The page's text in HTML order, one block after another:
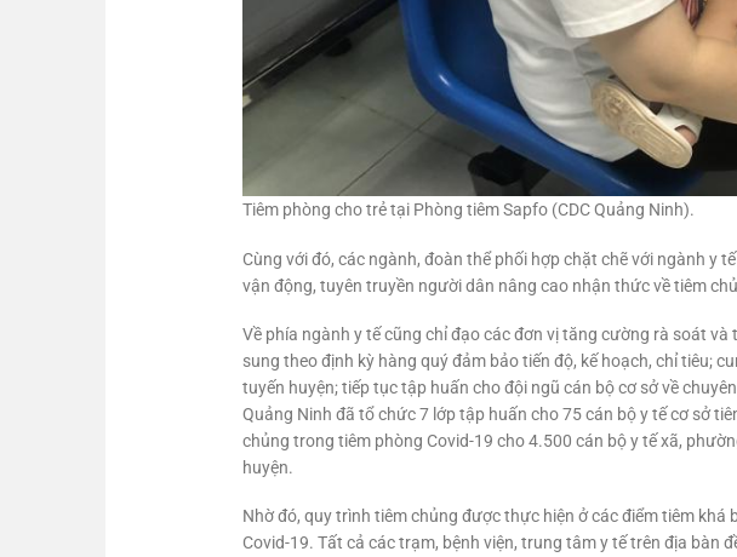
Tiêm phòng cho trẻ tại Phòng tiêm Sapfo (CDC Quảng Ninh).
Cùng với đó, các ngành, đoàn thể phối hợp chặt chẽ với ngành y
vận động, tuyên truyền người dân nâng cao nhận thức về tiêm
Về phía ngành y tế cũng chỉ đạo các đơn vị tăng cường rà soát
sung theo định kỳ hàng quý đảm bảo tiến độ, kế hoạch, chỉ tiêu;
tuyến huyện; tiếp tục tập huấn cho đội ngũ cán bộ cơ sở về
Quảng Ninh đã tổ chức 7 lớp tập huấn cho 75 cán bộ y tế cơ sở
chủng trong tiêm phòng Covid-19 cho 4.500 cán bộ y tế xã,
huyện.
Nhờ đó, quy trình tiêm chủng được thực hiện ở các điểm tiêm
Covid-19. Tất cả các trạm, bệnh viện, trung tâm y tế trên địa bàn